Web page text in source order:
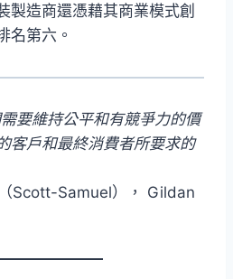
製造商還憑藉其商業模式創
名第六。
要維持公平和有競爭力的價
客戶和最終消費者所要求的
（Scott-Samuel）， Gildan